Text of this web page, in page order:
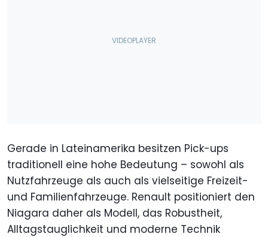
Gerade in Lateinamerika besitzen Pick-ups
traditionell eine hohe Bedeutung – sowohl als
Nutzfahrzeuge als auch als vielseitige Freizeit-
und Familienfahrzeuge. Renault positioniert den
Niagara daher als Modell, das Robustheit,
Alltagstauglichkeit und moderne Technik